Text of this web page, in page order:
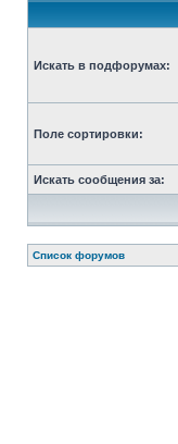
Искать в подфорумах:
Поле сортировки:
Искать сообщения за:
Список форумов